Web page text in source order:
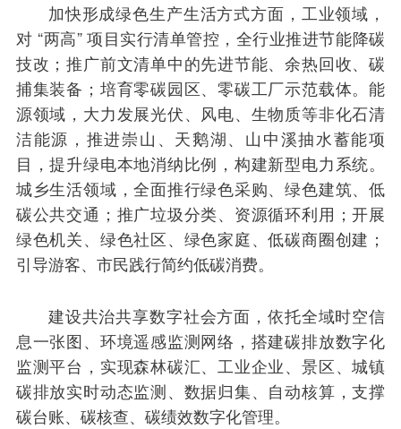
加快形成绿色生产生活方式方面，工业领域，
对 “两高” 项目实行清单管控，全行业推进节能降碳
技改；推广前文清单中的先进节能、余热回收、碳
捕集装备；培育零碳园区、零碳工厂示范载体。能
源领域，大力发展光伏、风电、生物质等非化石清
洁能源，推进崇山、天鹅湖、山中溪抽水蓄能项
目，提升绿电本地消纳比例，构建新型电力系统。
城乡生活领域，全面推行绿色采购、绿色建筑、低
碳公共交通；推广垃圾分类、资源循环利用；开展
绿色机关、绿色社区、绿色家庭、低碳商圈创建；
引导游客、市民践行简约低碳消费。
建设共治共享数字社会方面，依托全域时空信
息一张图、环境遥感监测网络，搭建碳排放数字化
监测平台，实现森林碳汇、工业企业、景区、城镇
碳排放实时动态监测、数据归集、自动核算，支撑
碳台账、碳核查、碳绩效数字化管理。